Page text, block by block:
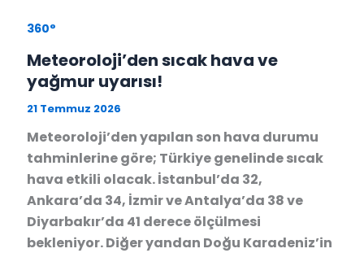
360°
Meteoroloji’den sıcak hava ve
yağmur uyarısı!
21 Temmuz 2026
Meteoroloji’den yapılan son hava durumu
tahminlerine göre; Türkiye genelinde sıcak
hava etkili olacak. İstanbul’da 32,
Ankara’da 34, İzmir ve Antalya’da 38 ve
Diyarbakır’da 41 derece ölçülmesi
bekleniyor. Diğer yandan Doğu Karadeniz’in